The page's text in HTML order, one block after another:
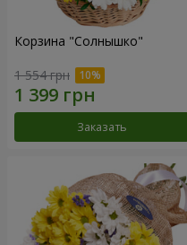
Корзина "Солнышко"
1 554 грн
Заказать